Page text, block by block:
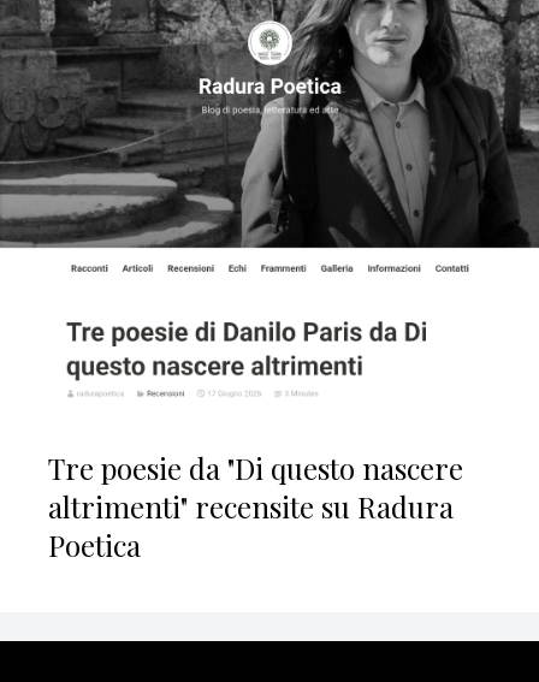
Tre poesie da "Di questo nascere
altrimenti" recensite su Radura
Poetica